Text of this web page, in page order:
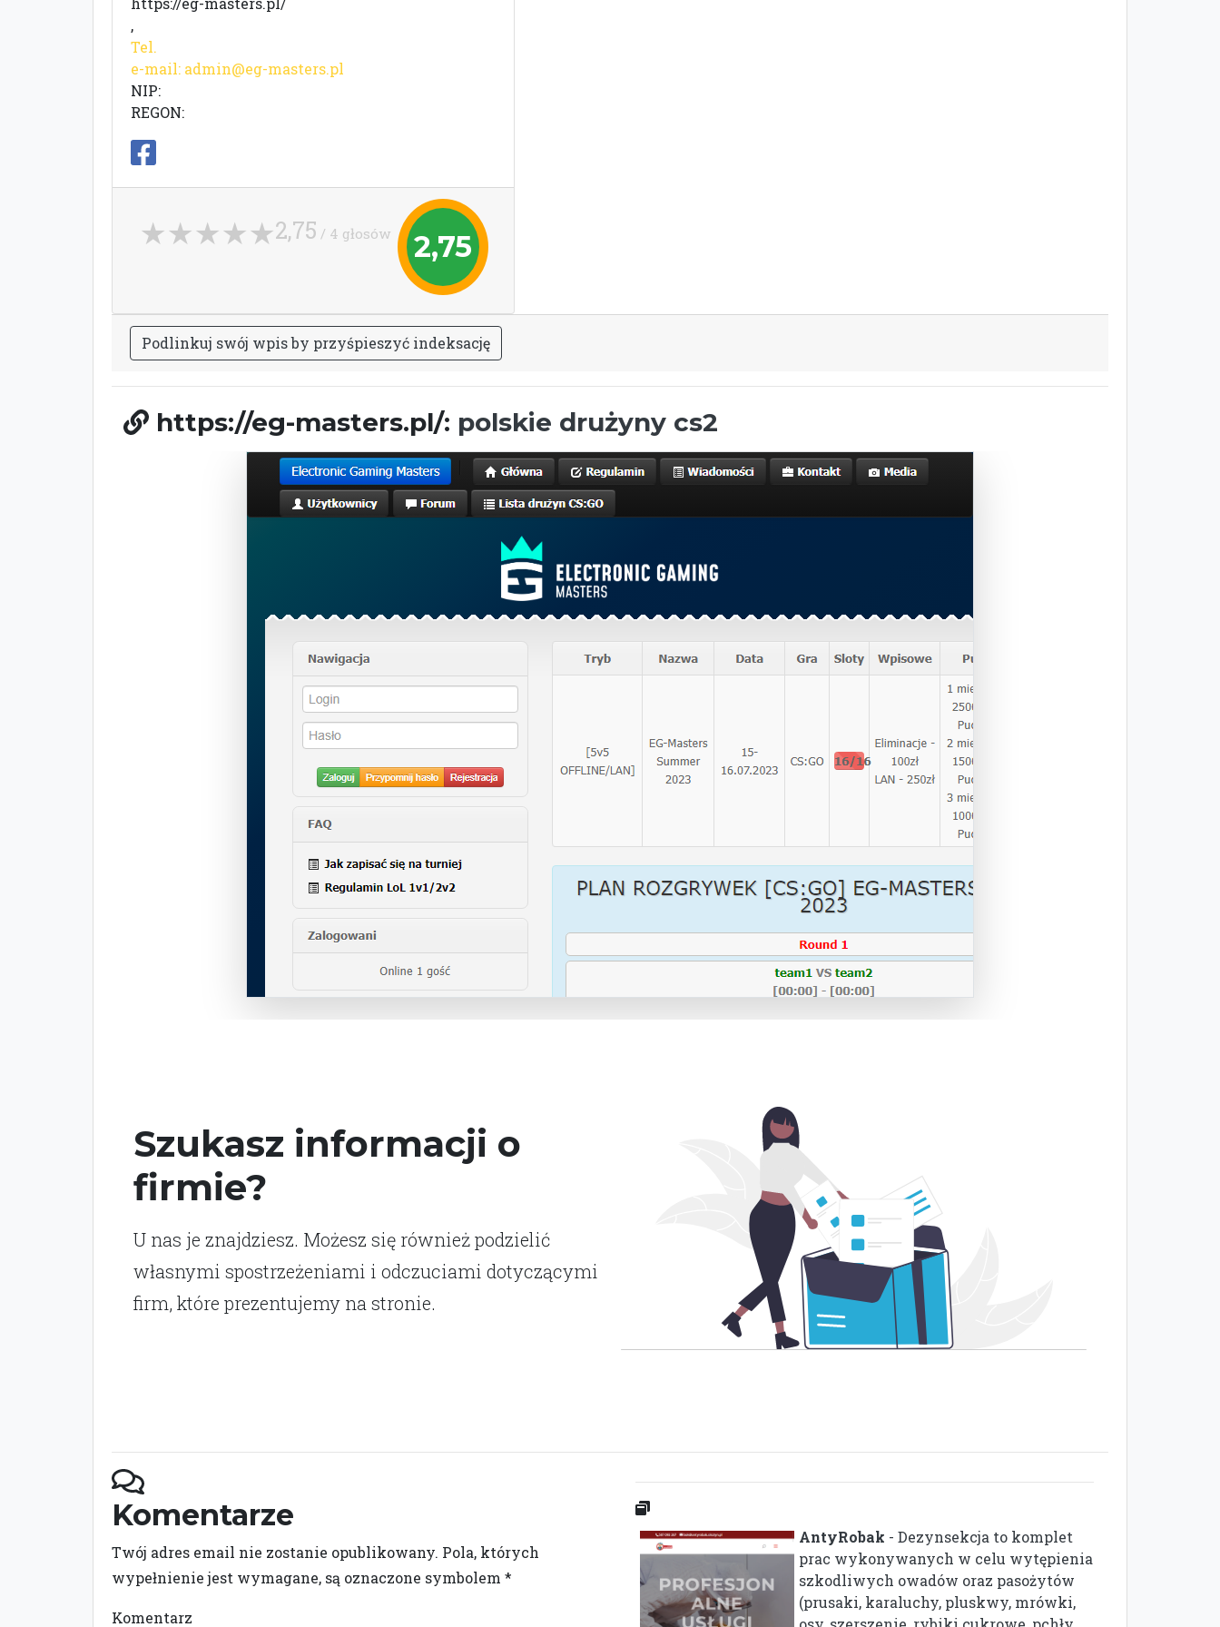
,
Tel.
e-mail: admin@eg-masters.pl
NIP:
REGON:
2,75
2,75 / 4 głosów
Podlinkuj swój wpisby przyśpieszyć indeksację
https://eg-masters.pl/: polskie drużyny cs2
Szukasz informacji o
firmie?
U nas je znajdziesz. Możesz się również podzielić
własnymi spostrzeżeniami i odczuciami dotyczącymi
firm, które prezentujemy na stronie.
Komentarze
Twój adres email nie zostanie opublikowany. Pola, których
wypełnienie jest wymagane, są oznaczone symbolem *
Komentarz
AntyRobak - Dezynsekcja to komplet
prac wykonywanych w celu wytępienia
szkodliwych owadów oraz pasożytów
(prusaki, karaluchy, pluskwy, mrówki,